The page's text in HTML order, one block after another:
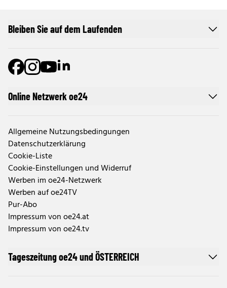
Online Netzwerk oe24
Allgemeine Nutzungsbedingungen
Datenschutzerklärung
Cookie-Liste
Cookie-Einstellungen und Widerruf
Werben im oe24-Netzwerk
Werben auf oe24TV
Pur-Abo
Impressum von oe24.at
Impressum von oe24.tv
Tageszeitung oe24 und ÖSTERREICH
Bleiben Sie auf dem Laufenden